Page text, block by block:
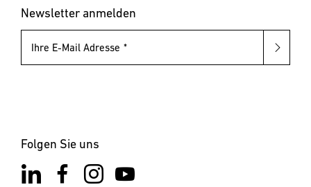
Newsletter anmelden
Ihre E-Mail Adresse
Folgen Sie uns